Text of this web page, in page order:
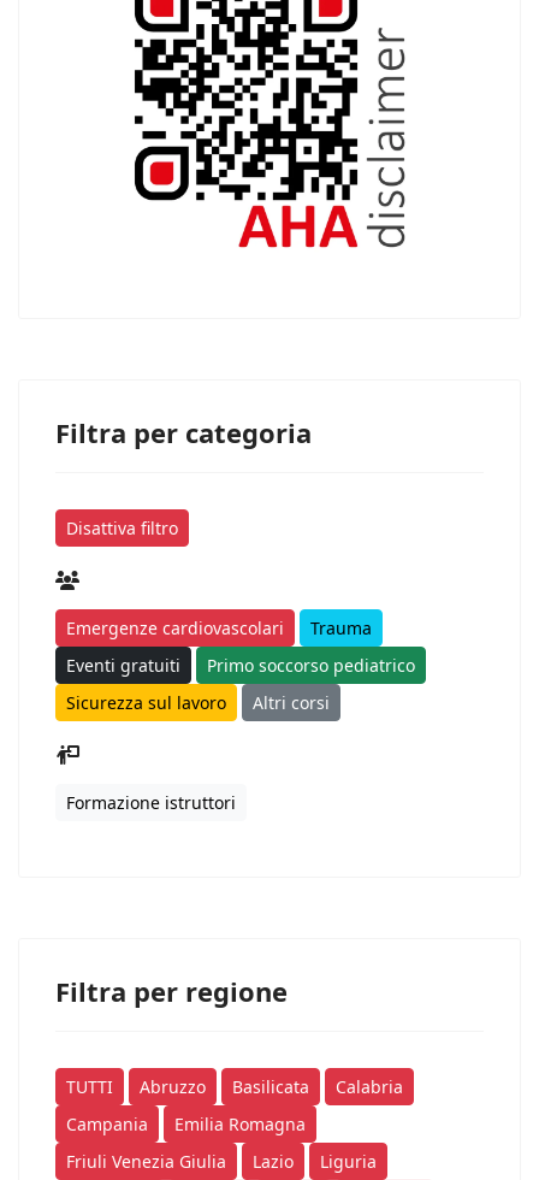
Filtra per categoria
Disattiva filtro
Emergenze cardiovascolari
Trauma
Eventi gratuiti
Primo soccorso pediatrico
Sicurezza sul lavoro
Altri corsi
Formazione istruttori
Filtra per regione
TUTTI Abruzzo Basilicata
Calabria
Campania
Emilia Romagna
Friuli Venezia Giulia
Lazio
Liguria